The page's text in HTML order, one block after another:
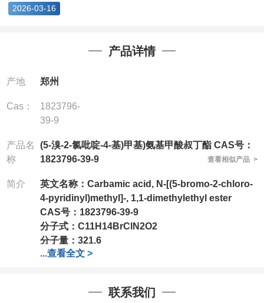
2026-03-16
产品详情
产地 郑州
Cas：
1823796-
39-9
产品名
称
(5-溴-2-氯吡啶-4-基)甲基)氨基甲酸叔丁酯 CAS号：
1823796-39-9
查看相似产品 >
简介 英文名称： Carbamic acid, N-[(5-bromo-2-chloro-
4-pyridinyl)methyl]-, 1,1-dimethylethyl ester
CAS号： 1823796-39-9
分子式： C11H14BrClN2O2
分子量： 321.6
包装：1Mg ; 5Mg;10Mg ;100Mg;250Mg ;500Mg
作中有用到的试剂,欢迎前来询购
...查看全文 >
联系我们